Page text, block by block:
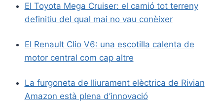
El Toyota Mega Cruiser: el camió tot terreny
definitiu del qual mai no vau conèixer
El Renault Clio V6: una escotilla calenta de
motor central com cap altre
La furgoneta de lliurament elèctrica de Rivian
Amazon està plena d’innovació